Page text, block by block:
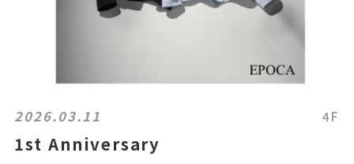
2026.03.11 4F
1st Anniversary